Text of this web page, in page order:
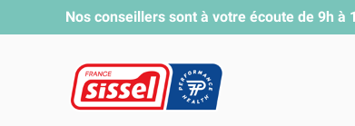
Nos conseillers sont à votre écoute de 9h à